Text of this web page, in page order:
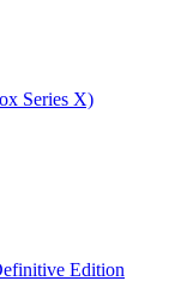
Series X)
Edition